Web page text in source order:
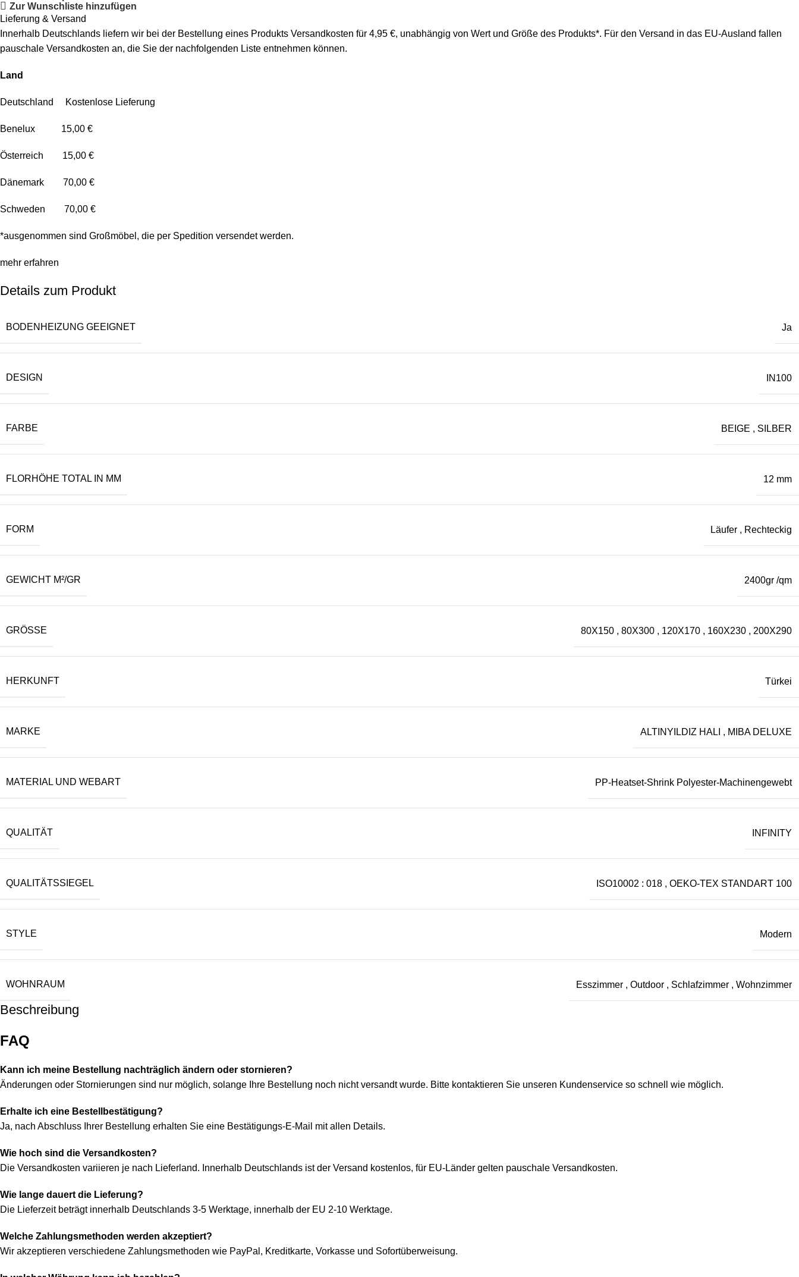
Zur Wunschliste hinzufügen
Lieferung & Versand
Innerhalb Deutschlands liefern wir bei der Bestellung eines Produkts Versandkosten für 4,95 €, unabhängig von Wert und Größe des Produkts*. Für den Versand in das EU-Ausland fallen
pauschale Versandkosten an, die Sie der nachfolgenden Liste entnehmen können.
Land
Deutschland Kostenlose Lieferung
Benelux 15,00 €
Österreich 15,00 €
Dänemark 70,00 €
Schweden 70,00 €
*ausgenommen sind Großmöbel, die per Spedition versendet werden.
mehr erfahren
Details zum Produkt
BODENHEIZUNG GEEIGNET Ja
DESIGN IN100
FARBE BEIGE , SILBER
FLORHÖHE TOTAL IN MM 12 mm
FORM Läufer , Rechteckig
GEWICHT M²/GR 2400gr /qm
GRÖSSE 80X150 , 80X300 , 120X170 , 160X230 , 200X290
HERKUNFT Türkei
MARKE ALTINYILDIZ HALI , MIBA DELUXE
MATERIAL UND WEBART PP-Heatset-Shrink Polyester-Machinengewebt
QUALITÄT INFINITY
QUALITÄTSSIEGEL ISO10002 : 018 , OEKO-TEX STANDART 100
STYLE Modern
WOHNRAUM Esszimmer , Outdoor , Schlafzimmer , Wohnzimmer
Beschreibung
FAQ
Kann ich meine Bestellung nachträglich ändern oder stornieren?
Änderungen oder Stornierungen sind nur möglich, solange Ihre Bestellung noch nicht versandt wurde. Bitte kontaktieren Sie unseren Kundenservice so schnell wie möglich.
Erhalte ich eine Bestellbestätigung?
Ja, nach Abschluss Ihrer Bestellung erhalten Sie eine Bestätigungs-E-Mail mit allen Details.
Wie hoch sind die Versandkosten?
Die Versandkosten variieren je nach Lieferland. Innerhalb Deutschlands ist der Versand kostenlos, für EU-Länder gelten pauschale Versandkosten.
Wie lange dauert die Lieferung?
Die Lieferzeit beträgt innerhalb Deutschlands 3-5 Werktage, innerhalb der EU 2-10 Werktage.
Welche Zahlungsmethoden werden akzeptiert?
Wir akzeptieren verschiedene Zahlungsmethoden wie PayPal, Kreditkarte, Vorkasse und Sofortüberweisung.